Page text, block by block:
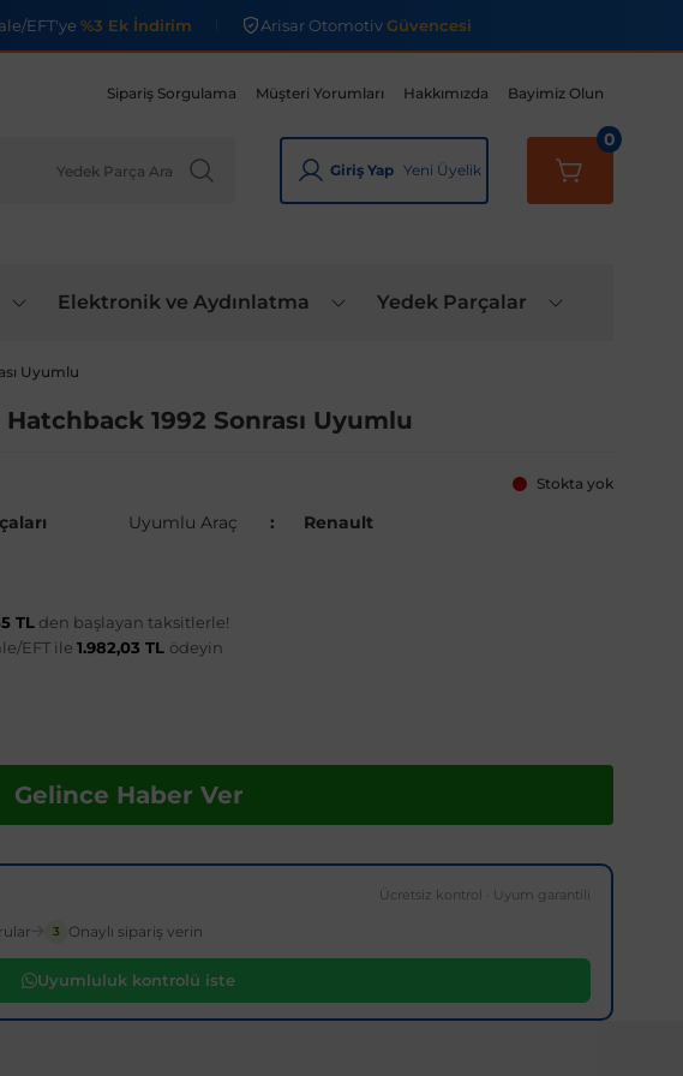
EFT'ye %3 Ek İndirim Arisar OtomotivGüvencesi
Sipariş Sorgulama Müşteri Yorumları Hakkımızda Bayimiz Olun
Giriş Yap Yeni Üyelik
0
Elektronik ve Aydınlatma Yedek Parçalar
Uyumlu
1992 Sonrası Uyumlu
Stokta yok
Uyumlu Araç Renault
TL den başlayan taksitlerle!
EFT ile 1.982,03 TL ödeyin
Gelince Haber Ver
Ücretsiz kontrol · Uyum garantili
3 Onaylı sipariş verin
Uyumluluk kontrolü iste